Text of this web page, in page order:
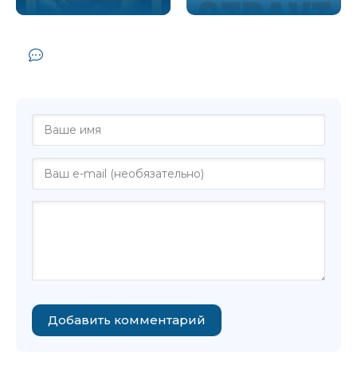
Добавить комментарий